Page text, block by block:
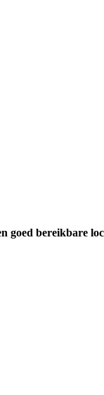
goed bereikbare